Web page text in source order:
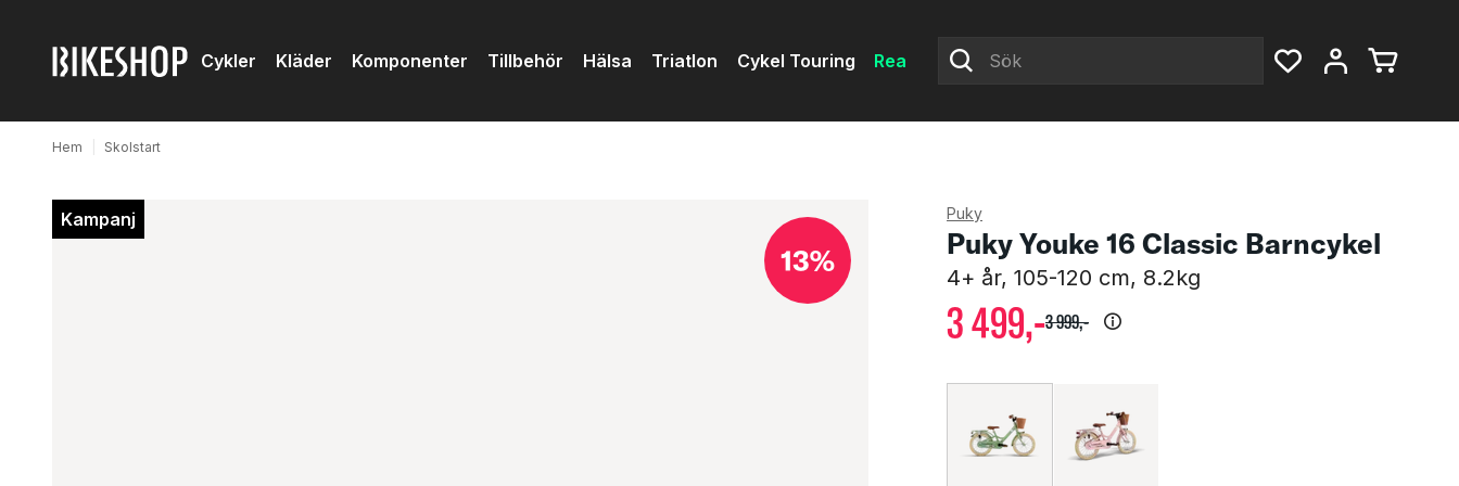
Cykler Kläder Komponenter Tillbehör Hälsa Triatlon Cykel Touring Rea
Hem Skolstart
Puky
Puky Youke 16 Classic Barncykel
4+ år, 105-120 cm, 8.2kg
3499,-3999,-
Kampanj
13%